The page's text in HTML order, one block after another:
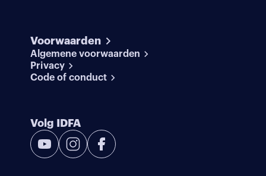
Voorwaarden
Algemene voorwaarden
Privacy
Code of conduct
Volg IDFA